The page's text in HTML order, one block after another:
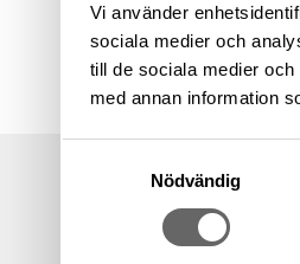
Vi använder
sociala medier och
till de sociala medier
med annan information
Nödvändig